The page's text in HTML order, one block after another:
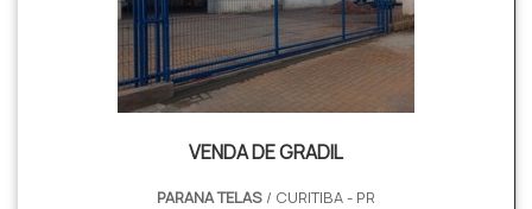
VENDA DE GRADIL
PARANA TELAS / CURITIBA - PR